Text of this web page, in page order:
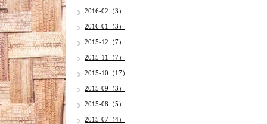
2016-02（3）
2016-01（3）
2015-12（7）
2015-11（7）
2015-10（17）
2015-09（3）
2015-08（5）
2015-07（4）